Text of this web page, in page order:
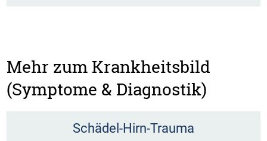
Mehr zum Krankheitsbild
(Symptome & Diagnostik)
Schädel-Hirn-Trauma